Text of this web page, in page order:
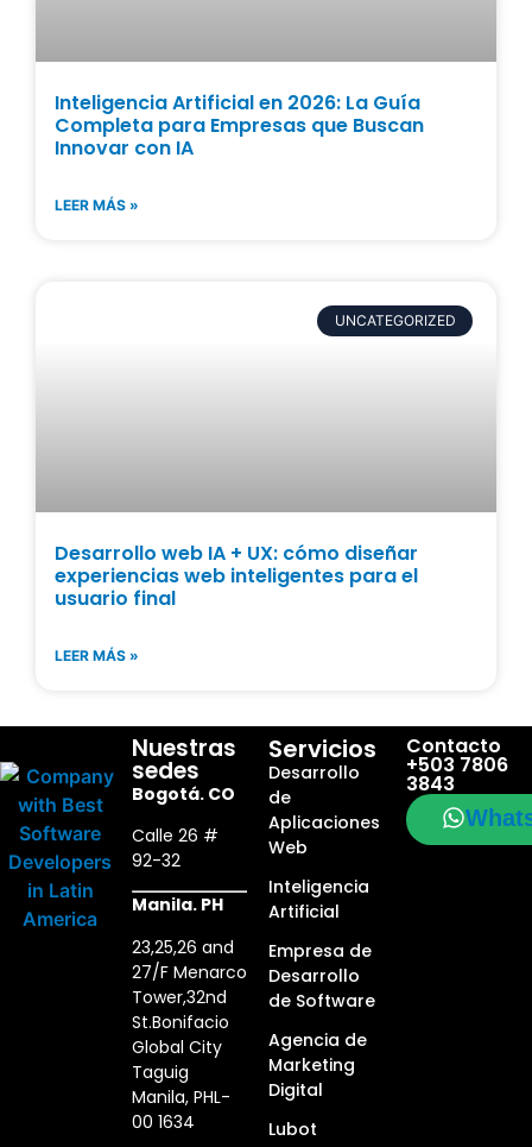
Inteligencia Artificial en 2026: La Guía
Completa para Empresas que Buscan
Innovar con IA
LEER MÁS »
UNCATEGORIZED
Desarrollo web IA + UX: cómo diseñar
experiencias web inteligentes para el
usuario final
LEER MÁS »
Nuestras
sedes
Bogotá. CO
Calle 26 #
92-32
Manila. PH
23,25,26 and
27/F Menarco
Tower,32nd
St.Bonifacio
Global City
Taguig
Manila, PHL-
00 1634
Servicios
Desarrollo
de
Aplicaciones
Web
Inteligencia
Artificial
Empresa de
Desarrollo
de Software
Agencia de
Marketing
Digital
Lubot
Contacto
+503 7806
3843